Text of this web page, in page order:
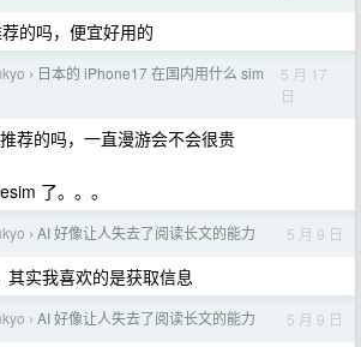
的吗，便宜好用的
› 日本的 iPhone17 在国内用什么 sim
5 月 17
日
荐的吗，一直漫游会不会很贵
了。。。
› AI 好像让人失去了阅读长文的能力 5 月 9 日
其实我喜欢的是获取信息
› AI 好像让人失去了阅读长文的能力 5 月 9 日